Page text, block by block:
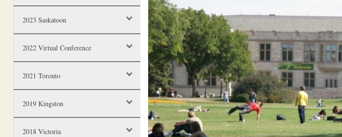
2023 Saskatoon
2022 Virtual Conference
2021 Toronto
2019 Kingston
2018 Victoria